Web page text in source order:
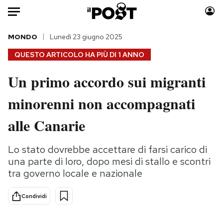
Auto
HOME
Italia
Politica
Tecnologia
Scienza
Sport
Moda
Consumismi
Media
Europa
QUESTO ARTICOLO HA PIÙ DI 1 ANNO
MONDO Lunedì 23 giugno 2025
Un primo accordo sui migranti
minorenni non accompagnati
alle Canarie
Lo stato dovrebbe accettare di farsi carico di
una parte di loro, dopo mesi di stallo e scontri
tra governo locale e nazionale
Condividi